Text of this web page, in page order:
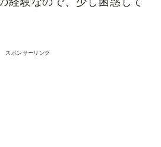
スポンサーリンク